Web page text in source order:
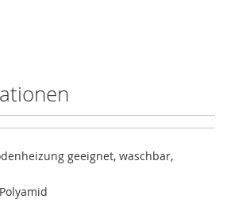
geeignet, waschbar,